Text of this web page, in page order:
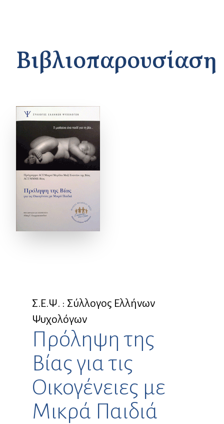
Βιβλιοπαρουσίαση
Σ.Ε.Ψ. : Σύλλογος Ελλήνων
Ψυχολόγων
Πρόληψη της
Βίας για τις
Οικογένειες με
Μικρά Παιδιά